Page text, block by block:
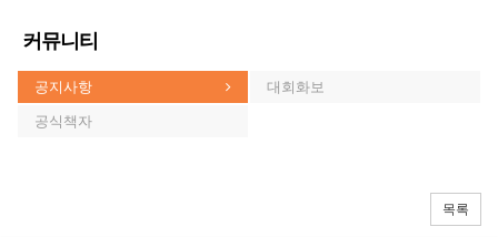
커뮤니티
공지사항 대회화보
공식책자
목록